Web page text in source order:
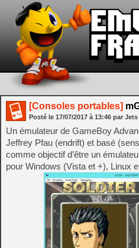
[Consoles portables]
Posté le 17/07/2017 à 13:46 par Jets
Un émulateur de GameBoy
Jeffrey Pfau (endrift) et basé
comme objectif d’être un
pour Windows (Vista et +), Linux